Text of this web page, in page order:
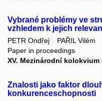
Vybrané problémy ve
vzhledem k jejich
PETR Ondřej
PAŘIL Vilém
Paper in proceedings
XV. Mezinárodní
Znalosti jako faktor
konkurenceschopnosti